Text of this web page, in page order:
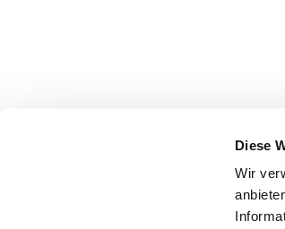
Diese
Wir
Max Schmidt-Römhild GmbH